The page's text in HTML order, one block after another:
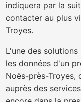
indiquera par la
contacter au plus
Troyes.
L'une des
les données d'un
Noës-près-Troyes,
auprès des